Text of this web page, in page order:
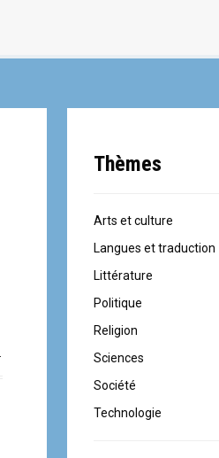
Thèmes
Arts et culture
Langues et traduction
Littérature
Politique
Religion
Sciences
Société
Technologie